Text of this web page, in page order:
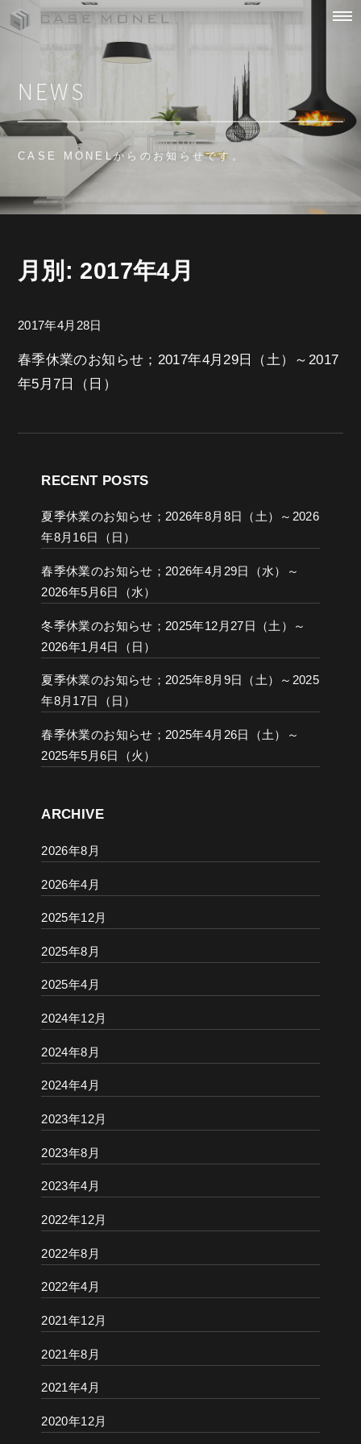
content
NEWS
CASE MONELからのお知らせです。
月別: 2017年4月
2017年4月28日
春季休業のお知らせ；2017年4月29日（土）～2017
年5月7日（日）
RECENT POSTS
夏季休業のお知らせ；2026年8月8日（土）～2026
年8月16日（日）
春季休業のお知らせ；2026年4月29日（水）～
2026年5月6日（水）
冬季休業のお知らせ；2025年12月27日（土）～
2026年1月4日（日）
夏季休業のお知らせ；2025年8月9日（土）～2025
年8月17日（日）
春季休業のお知らせ；2025年4月26日（土）～
2025年5月6日（火）
ARCHIVE
2026年8月
2026年4月
2025年12月
2025年8月
2025年4月
2024年12月
2024年8月
2024年4月
2023年12月
2023年8月
2023年4月
2022年12月
2022年8月
2022年4月
2021年12月
2021年8月
2021年4月
2020年12月